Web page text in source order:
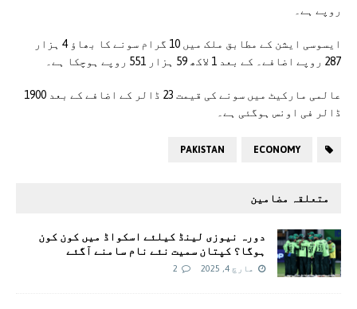
روپے ہے۔
ایسوسی ایشن کے مطابق ملک میں 10 گرام سونے کا بھاؤ 4 ہزار
287 روپے اضافے۔ کے بعد 1 لاکھ 59 ہزار 551 روپے ہوچکا ہے۔
عالمی مارکیٹ میں سونے کی قیمت 23 ڈالر کے اضافے کے بعد 1900
ڈالر فی اونس ہوگئی ہے۔
ECONOMY
PAKISTAN
متعلقہ مضامین
دورہ نیوزی لینڈ کیلئے اسکواڈ میں کون کون
ہوگا؟ کپتان سمیت نئے نام سامنے آگئے
مارچ 4, 2025 2